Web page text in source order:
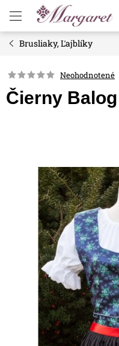
obsah
Brusliaky, Ľajblíky
Neohodnotené
Čierny